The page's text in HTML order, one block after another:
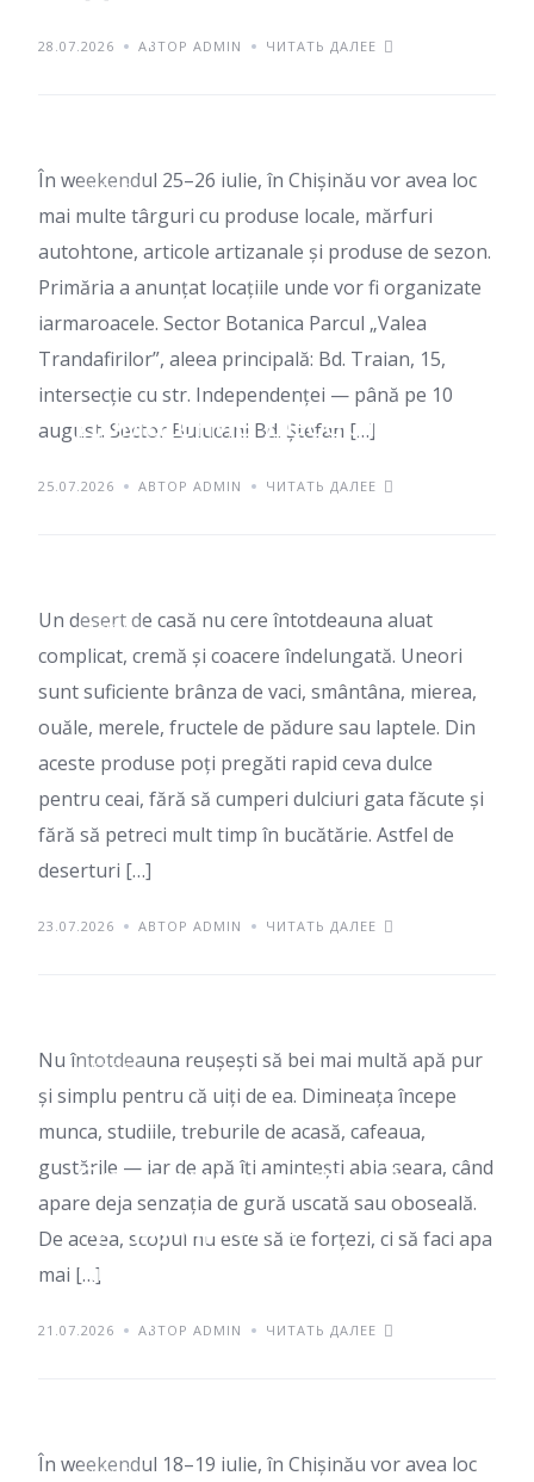
28.07.2026 АВТОР ADMIN ЧИТАТЬ ДАЛЕЕ
БЛОГ
сходить в выходные
În weekendul 25–26 iulie, în Chișinău vor avea loc
mai multe târguri cu produse locale, mărfuri
autohtone, articole artizanale și produse de sezon.
Primăria a anunțat locațiile unde vor fi organizate
iarmaroacele. Sector Botanica Parcul „Valea
Trandafirilor”, aleea principală: Bd. Traian, 15,
intersecție cu str. Independenței — până pe 10
august: Sector Buiucani Bd. Ștefan […]
25.07.2026 АВТОР ADMIN ЧИТАТЬ ДАЛЕЕ
БЛОГ
Домашние десерты из
минимального набора
Un desert de casă nu cere întotdeauna aluat
complicat, cremă și coacere îndelungată. Uneori
sunt suficiente brânza de vaci, smântâna, mierea,
ouăle, merele, fructele de pădure sau laptele. Din
aceste produse poți pregăti rapid ceva dulce
pentru ceai, fără să cumperi dulciuri gata făcute și
fără să petreci mult timp în bucătărie. Astfel de
deserturi […]
23.07.2026 АВТОР ADMIN ЧИТАТЬ ДАЛЕЕ
БЛОГ
Как пить больше воды
Nu întotdeauna reușești să bei mai multă apă pur
și simplu pentru că uiți de ea. Dimineața începe
munca, studiile, treburile de acasă, cafeaua,
gustările — iar de apă îți amintești abia seara, când
apare deja senzația de gură uscată sau oboseală.
De aceea, scopul nu este să te forțezi, ci să faci apa
mai […]
21.07.2026 АВТОР ADMIN ЧИТАТЬ ДАЛЕЕ
БЛОГ
Ярмарки с местной
продукцией в
Кишиневе: куда можно
сходить в выходные
În weekendul 18–19 iulie, în Chișinău vor avea loc